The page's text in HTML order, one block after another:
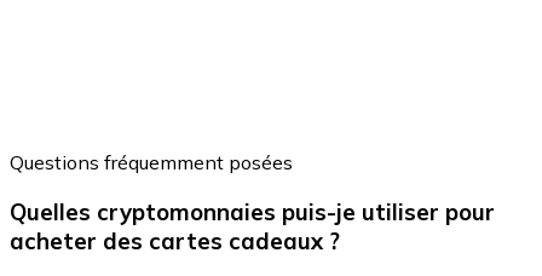
Questions fréquemment posées
Quelles cryptomonnaies puis-je utiliser pour
acheter des cartes cadeaux ?